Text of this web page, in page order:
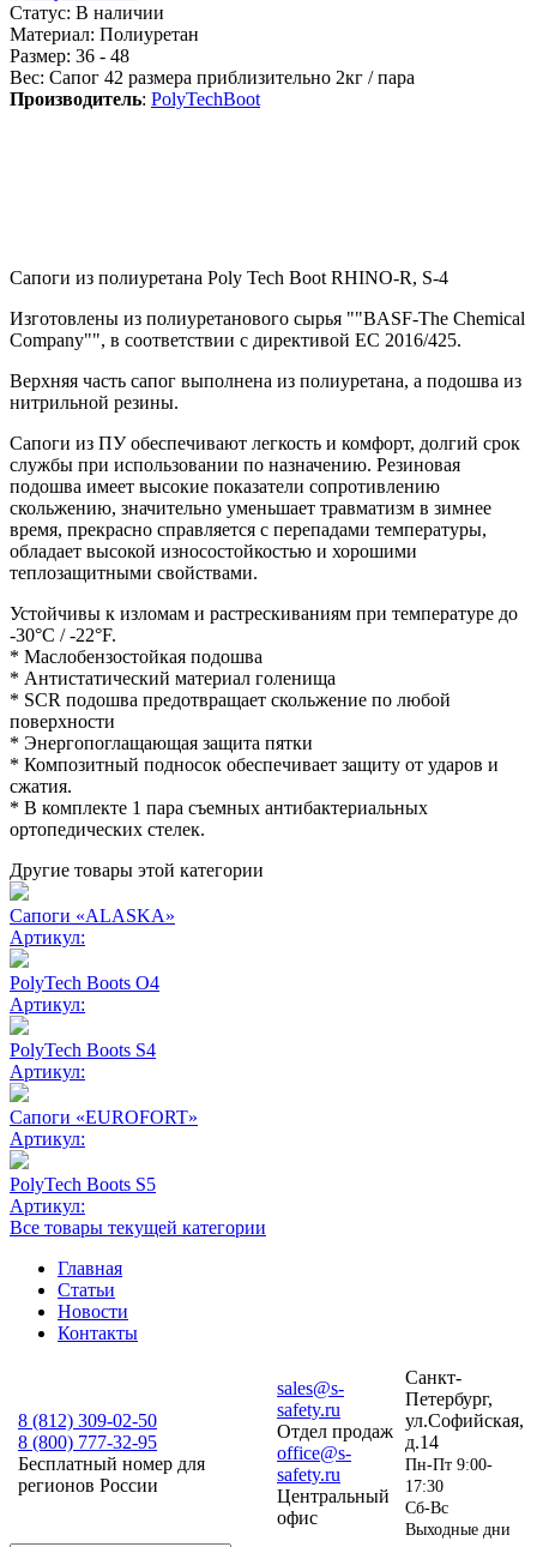
Статус: В наличии
Материал: Полиуретан
Размер: 36 - 48
Вес: Cапог 42 размера приблизительно 2кг / пара
Производитель: PolyTechBoot
Сапоги из полиуретана Poly Tech Boot RHINO-R, S-4
Изготовлены из полиуретанового сырья ""BASF-The Chemical
Company"", в соответствии с директивой ЕС 2016/425.
Верхняя часть сапог выполнена из полиуретана, а подошва из
нитрильной резины.
Сапоги из ПУ обеспечивают легкость и комфорт, долгий срок
службы при использовании по назначению. Резиновая
подошва имеет высокие показатели сопротивлению
скольжению, значительно уменьшает травматизм в зимнее
время, прекрасно справляется с перепадами температуры,
обладает высокой износостойкостью и хорошими
теплозащитными свойствами.
Устойчивы к изломам и растрескиваниям при температуре до
-30°C / -22°F.
* Маслобензостойкая подошва
* Антистатический материал голенища
* SCR подошва предотвращает скольжение по любой
поверхности
* Энергопоглащающая защита пятки
* Композитный подносок обеспечивает защиту от ударов и
сжатия.
* В комплекте 1 пара съемных антибактериальных
ортопедических стелек.
Другие товары этой категории
Сапоги «ALASKA»
Артикул:
PolyTech Boots O4
Артикул:
PolyTech Boots S4
Артикул:
Сапоги «EUROFORT»
Артикул:
PolyTech Boots S5
Артикул:
Все товары текущей категории
Главная
Статьи
Новости
Контакты
8 (812) 309-02-50
8 (800) 777-32-95
Бесплатный номер для
регионов России
sales@s-
safety.ru
Отдел продаж
office@s-
safety.ru
Центральный
офис
Санкт-
Петербург,
ул.Софийская,
д.14
Пн-Пт 9:00-
17:30
Сб-Вс
Выходные дни